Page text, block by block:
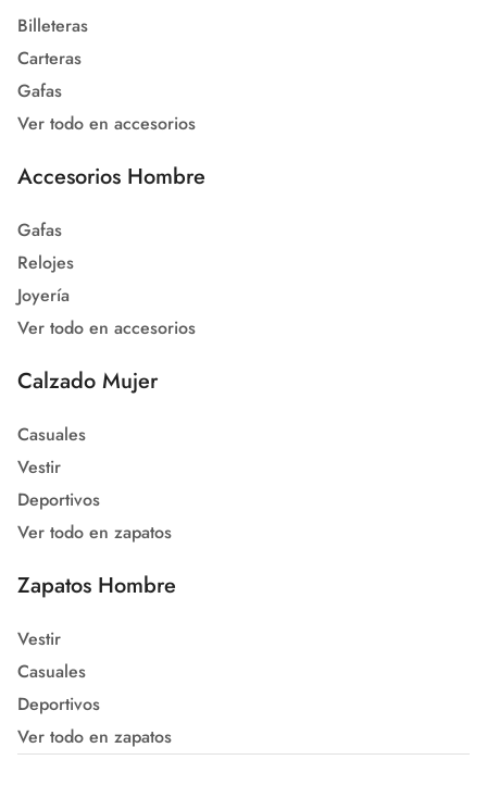
Billeteras
Carteras
Gafas
Ver todo en accesorios
Accesorios Hombre
Gafas
Relojes
Joyería
Ver todo en accesorios
Calzado Mujer
Casuales
Vestir
Deportivos
Ver todo en zapatos
Zapatos Hombre
Vestir
Casuales
Deportivos
Ver todo en zapatos